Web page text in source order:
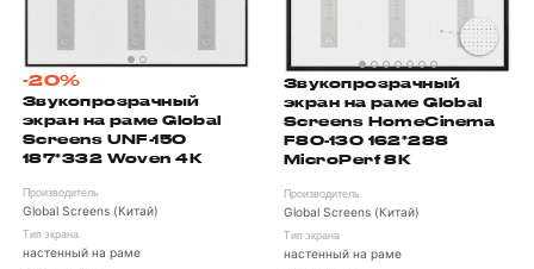
-20%
Звукопрозрачный
экран на раме Global
Screens UNF-150
187*332 Woven 4K
Производитель
Global Screens (Китай)
Тип экрана
настенный на раме
Звукопрозрачный
экран на раме Global
Screens HomeCinema
F80-130 162*288
MicroPerf 8K
Производитель
Global Screens (Китай)
Тип экрана
настенный на раме